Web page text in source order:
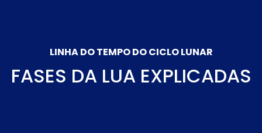
LINHA DO TEMPO DO CICLO LUNAR
FASES DA LUA EXPLICADAS